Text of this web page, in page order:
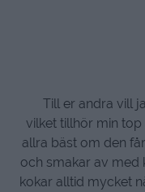
Till er andra vill
vilket tillhör min
allra bäst om den
och smakar av med
kokar alltid mycket